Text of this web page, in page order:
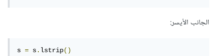
الجانب الأيسر:
s = s.lstrip()